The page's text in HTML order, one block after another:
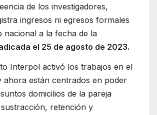
de los investigadores,
ingresos ni egresos formales
nacional a la fecha de la
el 25 de agosto de 2023.
Interpol activó los trabajos en el
ahora están centrados en poder
domicilios de la pareja
retención y